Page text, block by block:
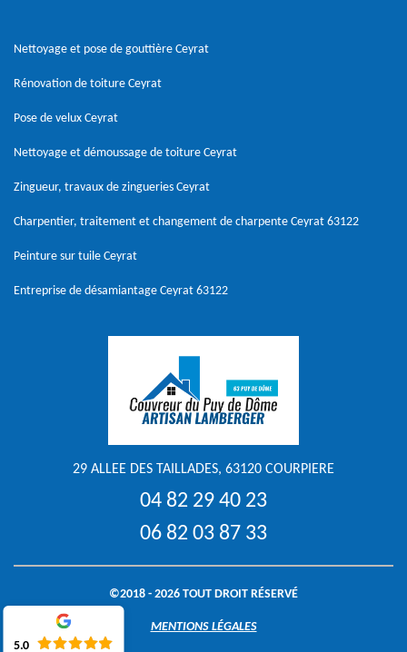
Nettoyage et pose de gouttière Ceyrat
Rénovation de toiture Ceyrat
Pose de velux Ceyrat
Nettoyage et démoussage de toiture Ceyrat
Zingueur, travaux de zingueries Ceyrat
Charpentier, traitement et changement de charpente Ceyrat 63122
Peinture sur tuile Ceyrat
Entreprise de désamiantage Ceyrat 63122
29 ALLEE DES TAILLADES, 63120 COURPIERE
04 82 29 40 23
06 82 03 87 33
©2018 - 2026 TOUT DROIT RÉSERVÉ
MENTIONS LÉGALES
5.0